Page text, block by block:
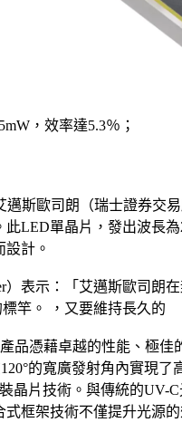
，效率達5.3％；
斯歐司朗（瑞士證券
LED單晶片，發出波長
計。
）表示：「艾邁斯歐司
竿。 ，又要維持長久的
品憑藉卓越的性能、極
的寬廣發射角內實現
晶片技術。與傳統的
框架技術不僅提升光